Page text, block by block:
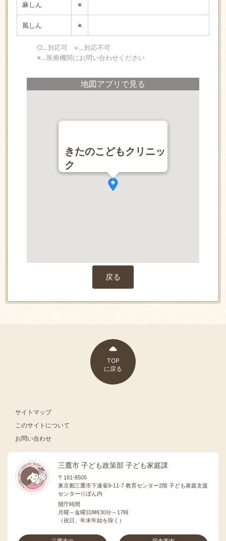
麻しん ※
風しん ※
○…対応可 ×…対応不可
※…医療機関にお問い合わせください
地図アプリで見る
きたのこどもクリニッ
ク
戻る
TOP
に戻る
サイトマップ
このサイトについて
お問い合わせ
三鷹市 子ども政策部 子ども家庭課
〒181-8505
東京都三鷹市下連雀9-11-7 教育センター2階 子ども家庭支援
センターりぼん内
開庁時間
月曜～金曜日8時30分～17時
（祝日、年末年始を除く）